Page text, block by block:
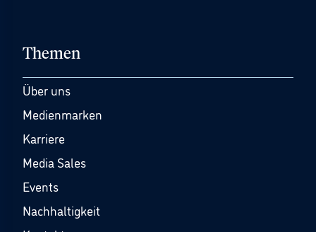
Themen
Über uns
Medienmarken
Karriere
Media Sales
Events
Nachhaltigkeit